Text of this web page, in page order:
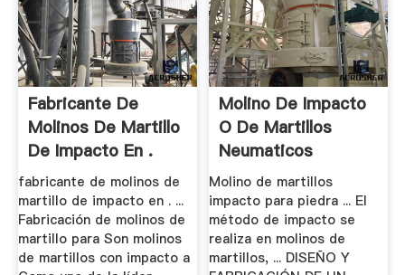
Fabricante De
Molinos De Martillo
De Impacto En .
fabricante de molinos de
martillo de impacto en . ...
Fabricación de molinos de
martillo para Son molinos
de martillos con impacto a
Molino De Impacto
O De Martillos
Neumaticos
Molino de martillos
impacto para piedra ... El
método de impacto se
realiza en molinos de
martillos, ... DISEÑO Y